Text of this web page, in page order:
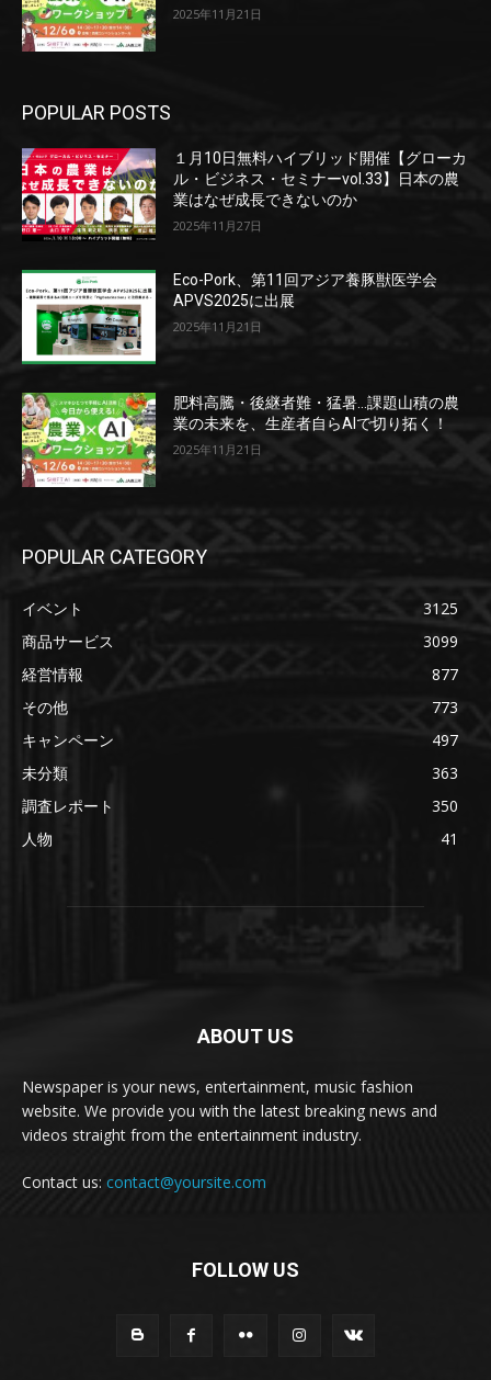
2025年11月21日
POPULAR POSTS
１月10日無料ハイブリッド開催【グローカ
ル・ビジネス・セミナーvol.33】日本の農
業はなぜ成長できないのか
2025年11月27日
Eco-Pork、第11回アジア養豚獣医学会
APVS2025に出展
2025年11月21日
肥料高騰・後継者難・猛暑…課題山積の農
業の未来を、生産者自らAIで切り拓く！
2025年11月21日
POPULAR CATEGORY
イベント
3125
商品サービス
3099
経営情報
877
その他
773
キャンペーン
497
未分類
363
調査レポート
350
人物
41
ABOUT US
Newspaper is your news, entertainment, music fashion
website. We provide you with the latest breaking news and
videos straight from the entertainment industry.
Contact us: contact@yoursite.com
FOLLOW US